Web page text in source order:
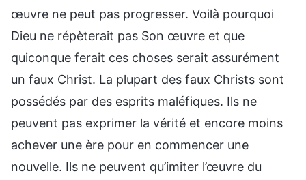
œuvre ne peut pas progresser. Voilà pourquoi
Dieu ne répèterait pas Son œuvre et que
quiconque ferait ces choses serait assurément
un faux Christ. La plupart des faux Christs sont
possédés par des esprits maléfiques. Ils ne
peuvent pas exprimer la vérité et encore moins
achever une ère pour en commencer une
nouvelle. Ils ne peuvent qu’imiter l’œuvre du